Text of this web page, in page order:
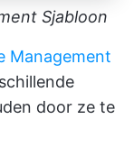
Sjabloon
Management
door ze te